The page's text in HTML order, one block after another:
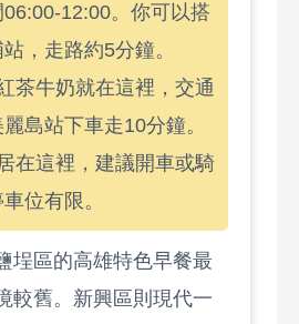
12:00。你可以搭
，走路約5分鐘。
茶牛奶就在這裡，交通
島站下車走10分鐘。
在這裡，建議開車或騎
位有限。
埕區的高雄特色早餐最
較舊。新興區則現代一